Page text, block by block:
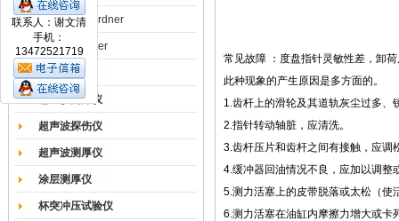
联系人：谢文清
手机：
13472521719
德国BYK-Gardner
英国Elcometer
耐磨试验机
色差仪光泽仪
超声波探伤仪
超声波测厚仪
涂层测厚仪
杯突冲压试验仪
常见故障 ：度盘指针灵敏性差，卸
此种现象的产生原因是多方面的。
1.齿杆上的滑轮及其道轨灰尘过多、
2.指针转动轴脏，应清洗。
3.齿杆压片和齿杆之间有接触，应调
4.缓冲器回油情况不良，应加以调整
5.测力活塞上的皮带脱落或太松（使
6.测力活塞在油缸内摩擦力增大或卡